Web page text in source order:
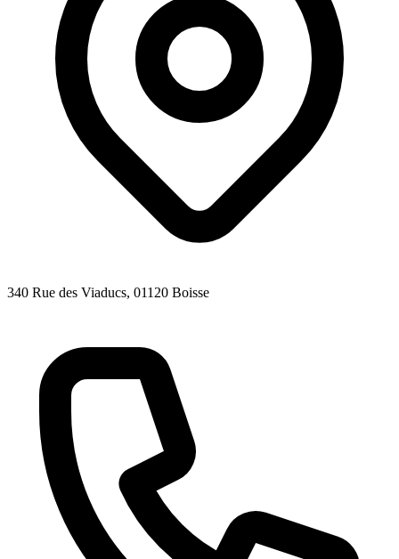
340 Rue des Viaducs, 01120 Boisse